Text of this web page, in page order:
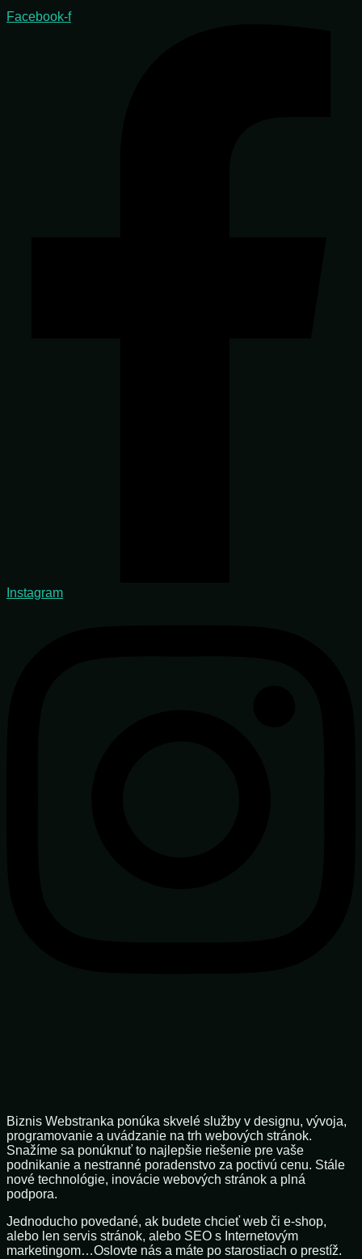
Facebook-f
Instagram
Biznis Webstranka ponúka skvelé služby v designu, vývoja,
programovanie a uvádzanie na trh webových stránok.
Snažíme sa ponúknuť to najlepšie riešenie pre vaše
podnikanie a nestranné poradenstvo za poctivú cenu. Stále
nové technológie, inovácie webových stránok a plná
podpora.
Jednoducho povedané, ak budete chcieť web či e-shop,
alebo len servis stránok, alebo SEO s Internetovým
marketingom…Oslovte nás a máte po starostiach o prestíž.